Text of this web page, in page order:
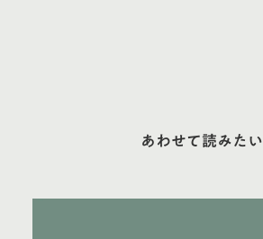
あわせて読みたい